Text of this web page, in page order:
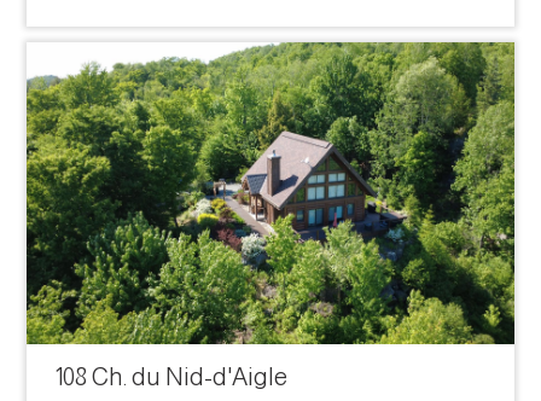
108 Ch. du Nid-d'Aigle